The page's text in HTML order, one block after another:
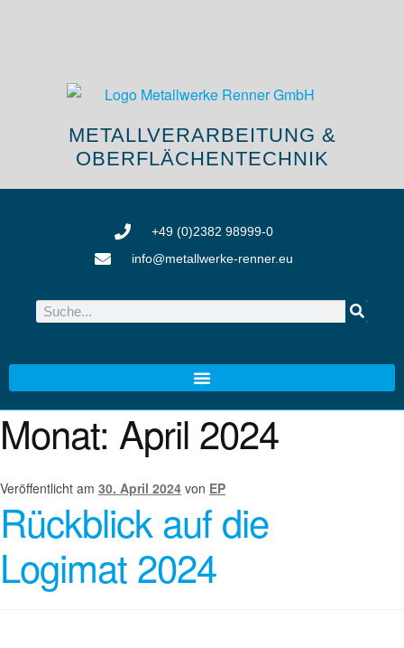
METALLVERARBEITUNG &
OBERFLÄCHENTECHNIK
+49 (0)2382 98999-0
info@metallwerke-renner.eu
Monat: April 2024
Veröffentlicht am 30. April 2024 von EP
Rückblick auf die
Logimat 2024